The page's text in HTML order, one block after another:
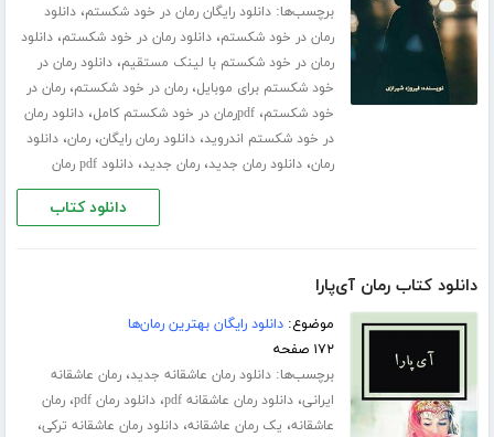
برچسب‌ها:دانلود رایگان رمان در خود شکستم،دانلود
رمان در خود شکستم،دانلود رمان در خود شکستم،دانلود
رمان در خود شکستم با لینک مستقیم،دانلود رمان در
خود شکستم برای موبایل،رمان در خود شکستم،رمان در
خود شکستم،pdfرمان در خود شکستم کامل ،دانلود رمان
در خود شکستم اندروید،دانلود رمان رایگان،رمان،دانلود
رمان،دانلود رمان جدید،رمان جدید،دانلود pdf رمان
دانلود کتاب
دانلود کتاب رمان آی‌پارا
موضوع:دانلود رایگان بهترین رمان‌ها
۱۷۲ صفحه
برچسب‌ها:دانلود رمان عاشقانه جدید،رمان عاشقانه
ایرانی،دانلود رمان عاشقانه pdf ،دانلود رمان pdf ،رمان
عاشقانه، یک رمان عاشقانه،دانلود رمان عاشقانه ترکی،